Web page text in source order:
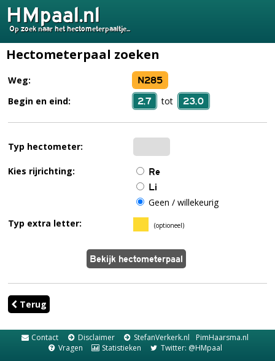
HMpaal.nl
Op zoek naar het hectometerpaaltje...
Hectometerpaal zoeken
Weg: N285
Begin en eind: 2,7 tot 23,0
Typ hectometer:
Kies rijrichting:
Re
Li
Geen / willekeurig
Typ extra letter:
(optioneel)
Terug
Contact Disclaimer StefanVerkerk.nl
PimHaarsma.nl
Vragen
Statistieken Twitter: @HMpaal